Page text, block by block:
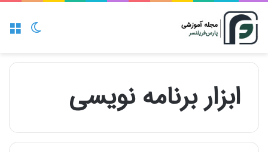
تغییر
ابزار برنامه نویسی